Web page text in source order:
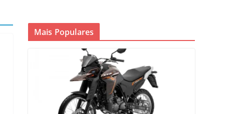
Mais Populares